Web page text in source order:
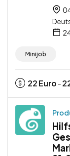
Minijob
22Euro -